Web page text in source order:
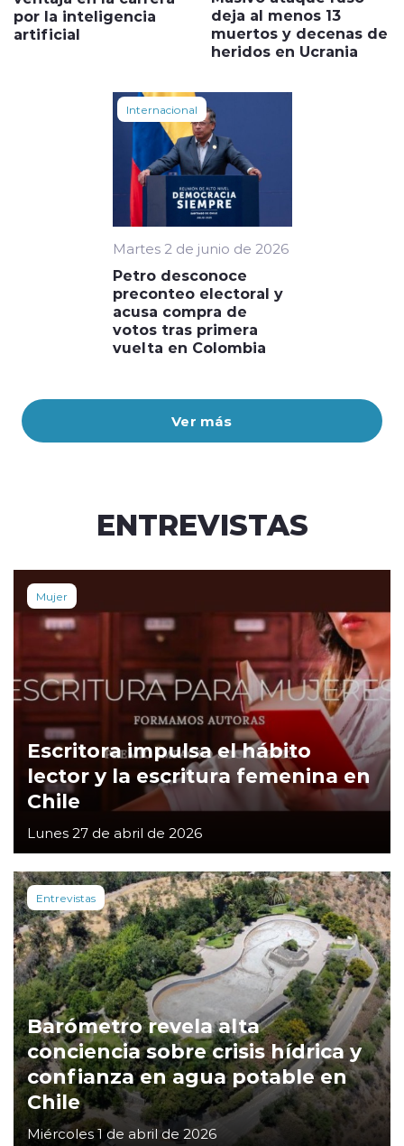
Ver más
por la inteligencia
artificial
deja al menos 13
muertos y decenas de
heridos en Ucrania
Internacional
Martes 2 de junio de 2026
Petro desconoce
preconteo electoral y
acusa compra de
votos tras primera
vuelta en Colombia
ENTREVISTAS
Mujer
Escritora impulsa el hábito
lector y la escritura femenina en
Chile
Lunes 27 de abril de 2026
Entrevistas
Barómetro revela alta
conciencia sobre crisis hídrica y
confianza en agua potable en
Chile
Miércoles 1 de abril de 2026